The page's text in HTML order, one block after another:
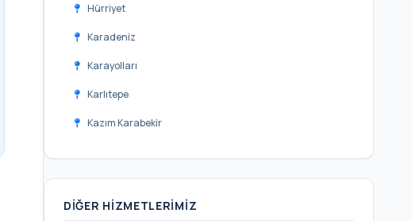
Hürriyet
Karadeniz
Karayolları
Karlıtepe
Kazım Karabekir
Mevlana
Pazariçi
DIĞER HIZMETLERIMIZ